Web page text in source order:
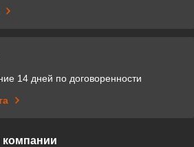
14 дней по договоренности